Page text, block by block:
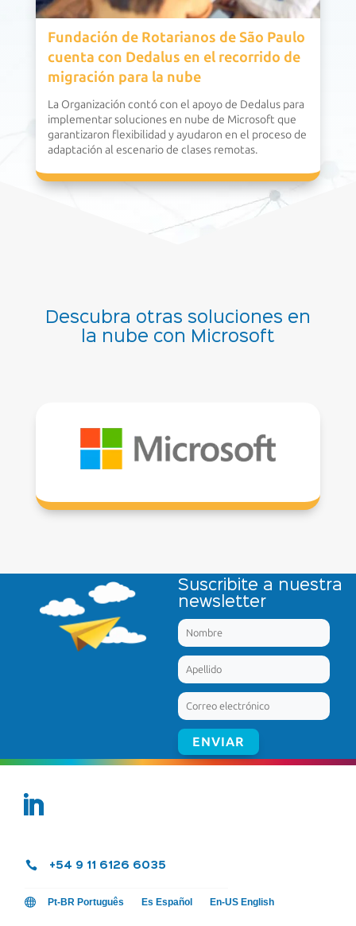
Fundación de Rotarianos de São Paulo
cuenta con Dedalus en el recorrido de
migración para la nube
La Organización contó con el apoyo de Dedalus para
implementar soluciones en nube de Microsoft que
garantizaron flexibilidad y ayudaron en el proceso de
adaptación al escenario de clases remotas.
Descubra otras soluciones en
la nube con Microsoft
Suscribite a nuestra
newsletter
 +54 9 11 6126 6035
 Pt-BR Português Es Español En-US English